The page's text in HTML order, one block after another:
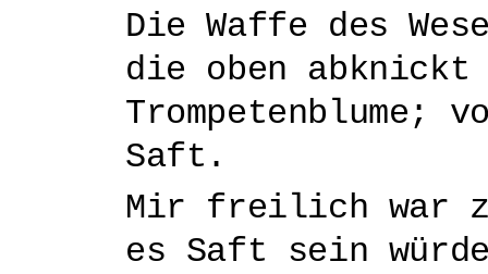
Die Waffe des
die oben abknickt
Trompetenblume;
Saft.
Mir freilich war
es Saft sein